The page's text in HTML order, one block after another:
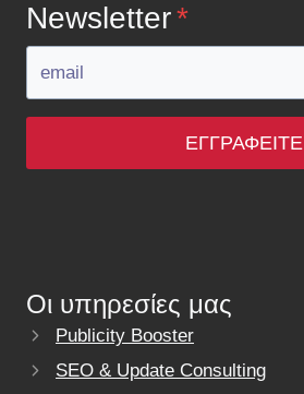
Newsletter*
ΕΓΓΡΑΦΕΊΤΕ
Οι υπηρεσίες μας
Publicity Booster
SEO & Update Consulting